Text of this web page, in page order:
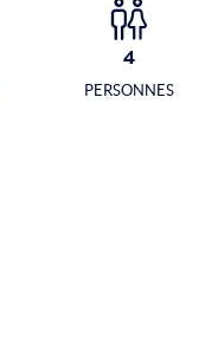
4
PERSONNES